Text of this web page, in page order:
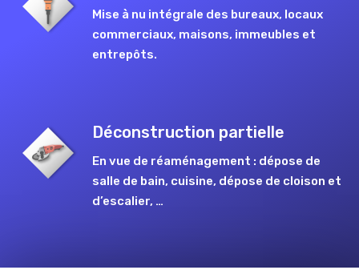
Mise à nu intégrale des bureaux, locaux
commerciaux, maisons, immeubles et
entrepôts.
Déconstruction partielle
En vue de réaménagement : dépose de
salle de bain, cuisine, dépose de cloison et
d’escalier, …